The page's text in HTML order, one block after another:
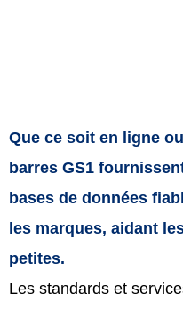
Que ce soit en ligne
barres GS1
bases de données
les marques, aidant
petites.
Les standards et